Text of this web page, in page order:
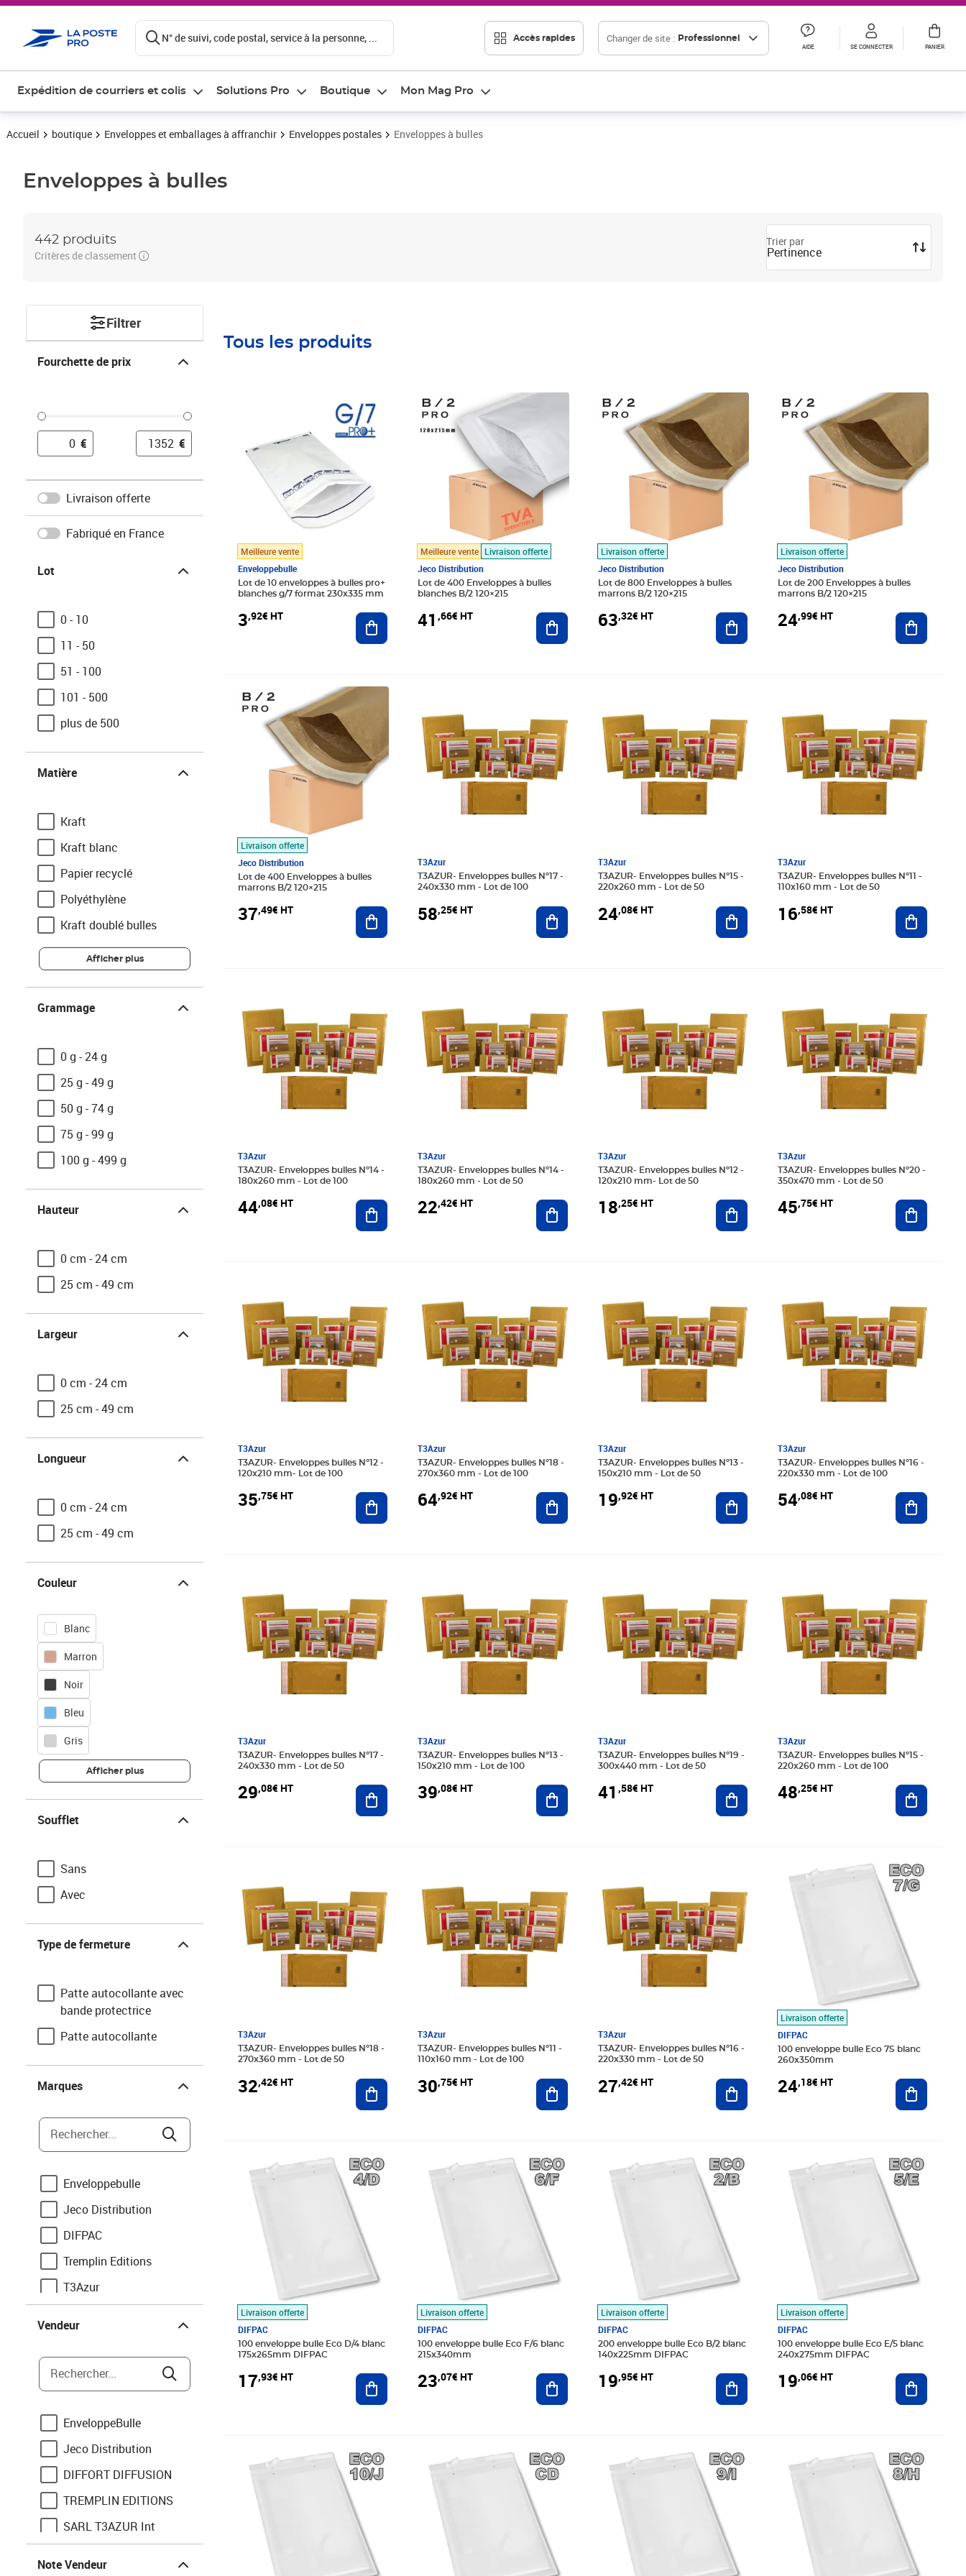
N° de suivi, code postal, service à la personne, ... Accès rapides Changer de site : Professionnel
AIDE SE CONNECTER PANIER
Expédition de courriers et colis Solutions Pro Boutique Mon Mag Pro
Accueil boutique Enveloppes et emballages à affranchir Enveloppes postales Enveloppes à bulles
Enveloppes à bulles
442 produits
Critères de classement
Trier par
Pertinence
Filtrer
Fourchette de prix
€ €
Livraison offerte
Fabriqué en France
Lot
0 - 10
11 - 50
51 - 100
101 - 500
plus de 500
Matière
Kraft
Kraft blanc
Papier recyclé
Polyéthylène
Kraft doublé bulles
Afficher plus
Grammage
0 g - 24 g
25 g - 49 g
50 g - 74 g
75 g - 99 g
100 g - 499 g
Hauteur
0 cm - 24 cm
25 cm - 49 cm
Largeur
0 cm - 24 cm
25 cm - 49 cm
Longueur
0 cm - 24 cm
25 cm - 49 cm
Couleur
Blanc
Marron
Noir
Bleu
Gris
Afficher plus
Soufflet
Sans
Avec
Type de fermeture
Patte autocollante avec
bande protectrice
Patte autocollante
Marques
Rechercher...
Enveloppebulle
Jeco Distribution
DIFPAC
Tremplin Editions
T3Azur
KKE
Au comptoir des boîtes
Clairefontaine
Enveloppe France
Pack and Move
Enveloppes France by
La Tribu du Carton
Vendeur
Rechercher...
EnveloppeBulle
Jeco Distribution
DIFFORT DIFFUSION
TREMPLIN EDITIONS
SARL T3AZUR Int
Note Vendeur
Tous les produits
Meilleure vente
Enveloppebulle
Lot de 10 enveloppes à bulles pro+
blanches g/7 format 230x335 mm
3,92€ HT Ajouter au panier
Meilleure vente Livraison offerte
Jeco Distribution
Lot de 400 Enveloppes à bulles
blanches B/2 120×215
41,66€ HT
Prix 41,66€ HT
Ajouter au panier
Livraison offerte
Jeco Distribution
Lot de 800 Enveloppes à bulles
marrons B/2 120×215
63,32€ HT
Prix 63,32€ HT
Ajouter au panier
Livraison offerte
Jeco Distribution
Lot de 200 Enveloppes à bulles
marrons B/2 120×215
24,99€ HT
Prix 24,99€ HT
Ajouter
Livraison offerte
Jeco Distribution
Lot de 400 Enveloppes à bulles
marrons B/2 120×215
37,49€ HT
Prix 37,49€ HT
Ajouter au panier
T3Azur
T3AZUR- Enveloppes bulles Nº17 -
240x330 mm - Lot de 100
58,25€ HT Ajouter au panier
T3Azur
T3AZUR- Enveloppes bulles Nº15 -
220x260 mm - Lot de 50
24,08€ HT Ajouter au panier
T3Azur
T3AZUR- Enveloppes bulles Nº11 -
110x160 mm - Lot de 50
16,58€ HT Ajouter
T3Azur
T3AZUR- Enveloppes bulles Nº14 -
180x260 mm - Lot de 100
44,08€ HT Ajouter au panier
T3Azur
T3AZUR- Enveloppes bulles Nº14 -
180x260 mm - Lot de 50
22,42€ HT Ajouter au panier
T3Azur
T3AZUR- Enveloppes bulles Nº12 -
120x210 mm- Lot de 50
18,25€ HT Ajouter au panier
T3Azur
T3AZUR- Enveloppes bulles Nº20 -
350x470 mm - Lot de 50
45,75€ HT Ajouter
T3Azur
T3AZUR- Enveloppes bulles Nº12 -
120x210 mm- Lot de 100
35,75€ HT Ajouter au panier
T3Azur
T3AZUR- Enveloppes bulles Nº18 -
270x360 mm - Lot de 100
64,92€ HT Ajouter au panier
T3Azur
T3AZUR- Enveloppes bulles Nº13 -
150x210 mm - Lot de 50
19,92€ HT Ajouter au panier
T3Azur
T3AZUR- Enveloppes bulles Nº16 -
220x330 mm - Lot de 100
54,08€ HT Ajouter
T3Azur
T3AZUR- Enveloppes bulles Nº17 -
240x330 mm - Lot de 50
29,08€ HT Ajouter au panier
T3Azur
T3AZUR- Enveloppes bulles Nº13 -
150x210 mm - Lot de 100
39,08€ HT Ajouter au panier
T3Azur
T3AZUR- Enveloppes bulles Nº19 -
300x440 mm - Lot de 50
41 ,58€ HT Ajouter au panier
T3Azur
T3AZUR- Enveloppes bulles Nº15 -
220x260 mm - Lot de 100
48,25€ HT Ajouter
T3Azur
T3AZUR- Enveloppes bulles Nº18 -
270x360 mm - Lot de 50
32,42€ HT Ajouter au panier
T3Azur
T3AZUR- Enveloppes bulles Nº11 -
110x160 mm - Lot de 100
30,75€ HT Ajouter au panier
T3Azur
T3AZUR- Enveloppes bulles Nº16 -
220x330 mm - Lot de 50
27,42€ HT Ajouter au panier
Livraison offerte
DIFPAC
100 enveloppe bulle Eco 7S blanc
260x350mm
24,18€ HT
Prix 24,18€ HT
Ajouter
Livraison offerte
DIFPAC
100 enveloppe bulle Eco D/4 blanc
175x265mm DIFPAC
17,93€ HT
Prix 17,93€ HT
Ajouter au panier
Livraison offerte
DIFPAC
100 enveloppe bulle Eco F/6 blanc
215x340mm
23,07€ HT
Prix 23,07€ HT
Ajouter au panier
Livraison offerte
DIFPAC
200 enveloppe bulle Eco B/2 blanc
140x225mm DIFPAC
19,95€ HT
Prix 19,95€ HT
Ajouter au panier
Livraison offerte
DIFPAC
100 enveloppe bulle Eco E/5 blanc
240x275mm DIFPAC
19,06€ HT
Prix 19,06€ HT
Ajouter
Prix 22,75€ HT Prix 23,66€ HT Prix 20,96€ HT Prix 27,31€ HT